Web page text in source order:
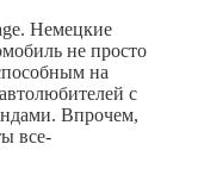
Немецкие
не просто
на
с
Впрочем,
все-